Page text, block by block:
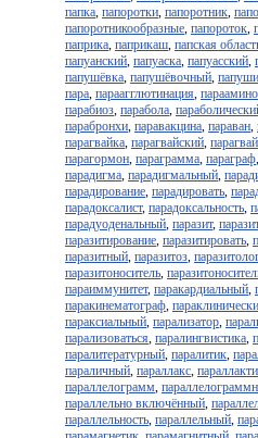
папка, папоротки, папоротник,
папоротникообразные, папороток,
паприка, паприкаш, папская
папуанский, папуаска, папуасский,
папушёвка, папушёвочный,
пара, параагглютинация,
парабиоз, парабола,
парабронхи, паравакцина, параван,
парагвайка, парагвайский,
парагормон, параграмма, параграф
парадигма, парадигмальный,
парадирование, парадировать,
парадоксалист, парадоксальность,
парадуоденальный, паразит,
паразитирование, паразитировать,
паразитный, паразитоз, паразитолог
паразитоноситель,
параиммунитет, паракардиальный,
паракинематограф,
параксиальный, парализатор,
парализоваться, паралингвистика,
паралитературный, паралитик,
параличный, параллакс,
параллелограмм,
параллельно включённый,
параллельность, параллельный,